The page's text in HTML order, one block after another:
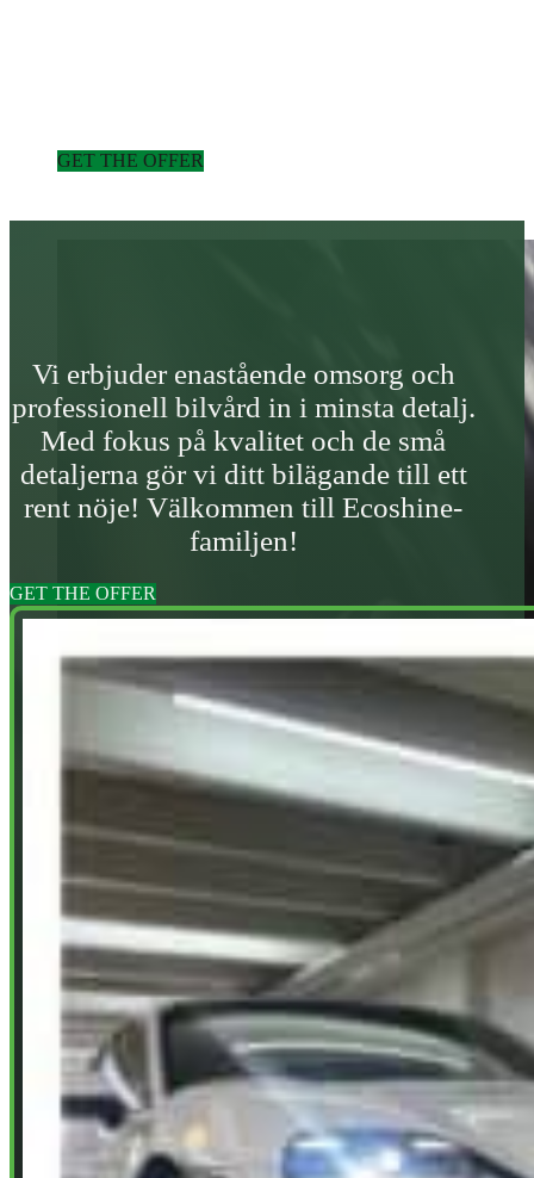
GET THE OFFER
Vi erbjuder enastående omsorg och
professionell bilvård in i minsta detalj.
Med fokus på kvalitet och de små
detaljerna gör vi ditt bilägande till ett
rent nöje! Välkommen till Ecoshine-
familjen!
GET THE OFFER